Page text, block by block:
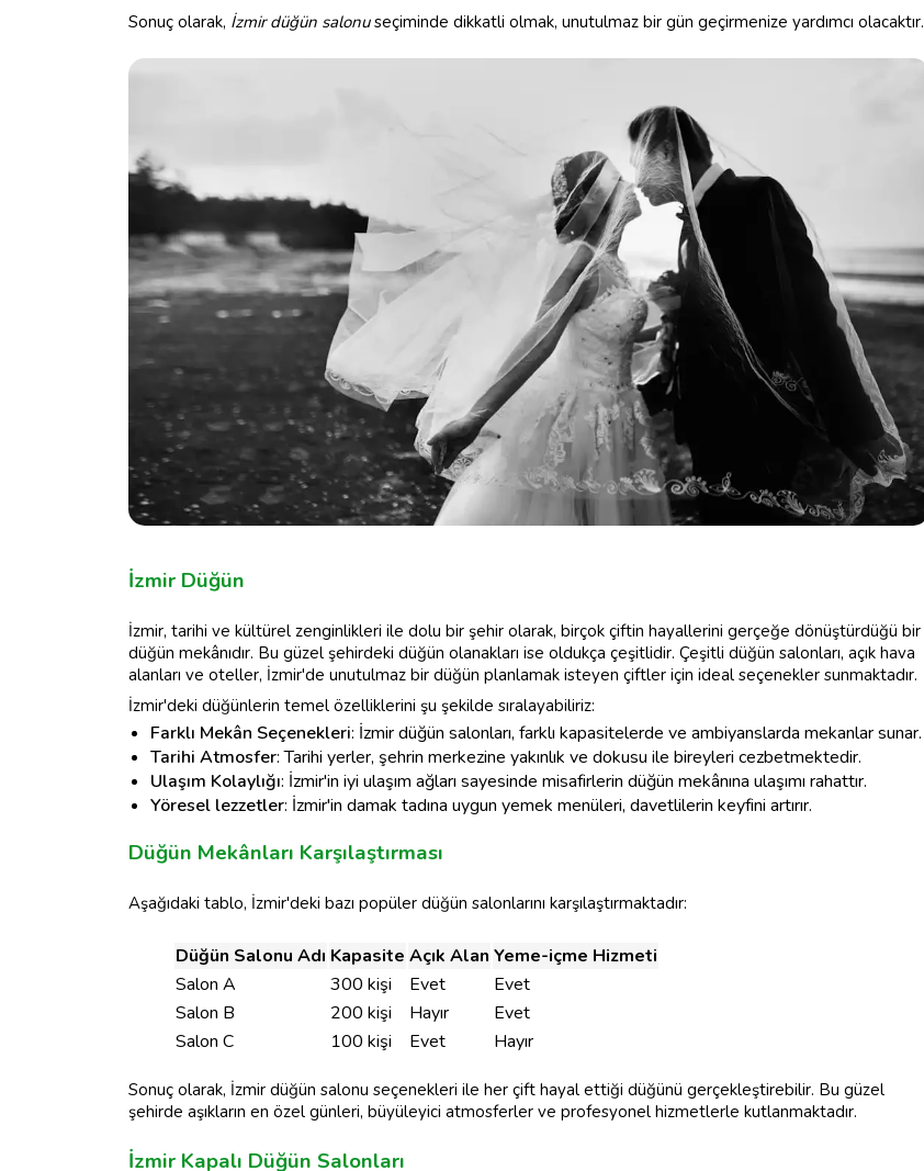
Sonuç olarak, İzmir düğün salonuseçiminde dikkatli olmak, unutulmaz bir gün geçirmenize yardımcı olacaktır.
İzmir Düğün
İzmir, tarihi ve kültürel zenginlikleri ile dolu bir şehir olarak, birçok çiftin hayallerini gerçeğe dönüştürdüğü bir
düğün mekânıdır. Bu güzel şehirdeki düğün olanakları ise oldukça çeşitlidir. Çeşitli düğün salonları, açık hava
alanları ve oteller, İzmir'de unutulmaz bir düğün planlamak isteyen çiftler için ideal seçenekler sunmaktadır.
İzmir'deki düğünlerin temel özelliklerini şu şekilde sıralayabiliriz:
Farklı Mekân Seçenekleri: İzmir düğün salonları, farklı kapasitelerde ve ambiyanslarda mekanlar sunar.
Tarihi Atmosfer: Tarihi yerler, şehrin merkezine yakınlık ve dokusu ile bireyleri cezbetmektedir.
Ulaşım Kolaylığı: İzmir'in iyi ulaşım ağları sayesinde misafirlerin düğün mekânına ulaşımı rahattır.
Yöresel lezzetler: İzmir'in damak tadına uygun yemek menüleri, davetlilerin keyfini artırır.
Düğün Mekânları Karşılaştırması
Aşağıdaki tablo, İzmir'deki bazı popüler düğün salonlarını karşılaştırmaktadır:
Düğün Salonu Adı Kapasite Açık Alan Yeme-içme Hizmeti
Salon A
300 kişi Evet
Evet
Salon B
200 kişi Hayır
Evet
Salon C
100 kişi Evet Hayır
Sonuç olarak, İzmir düğün salonu seçenekleri ile her çift hayal ettiği düğünü gerçekleştirebilir. Bu güzel
şehirde aşıkların en özel günleri, büyüleyici atmosferler ve profesyonel hizmetlerle kutlanmaktadır.
İzmir Kapalı Düğün Salonları